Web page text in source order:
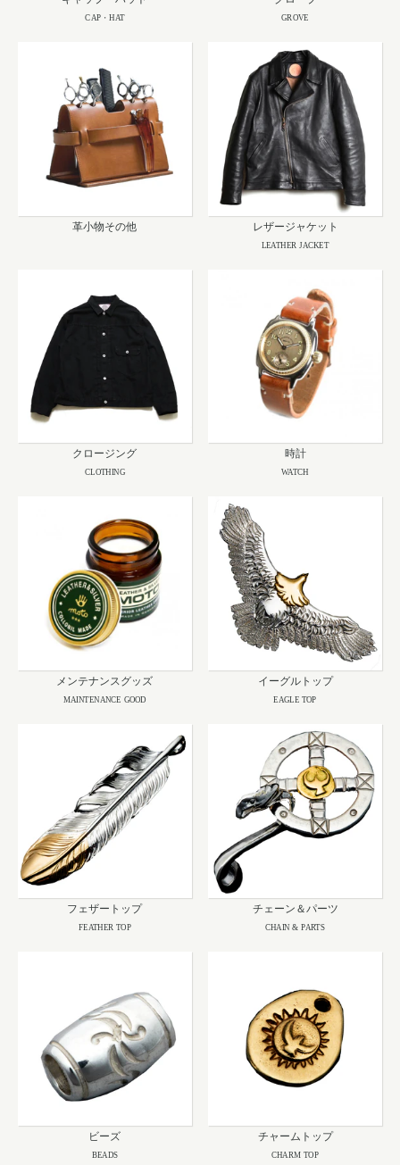
CAP・HAT GROVE
革小物その他 レザージャケット
LEATHER JACKET
クロージング
CLOTHING
時計
WATCH
メンテナンスグッズ
MAINTENANCE GOOD
イーグルトップ
EAGLE TOP
フェザートップ
FEATHER TOP
チェーン＆パーツ
CHAIN & PARTS
ビーズ
BEADS
チャームトップ
CHARM TOP